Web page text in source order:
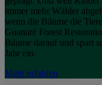
immer mehr Wälder
wenn die Bäume die
Guanaré Forest
Bäume darauf und spart
Jahr ein.
Mehr erfahren